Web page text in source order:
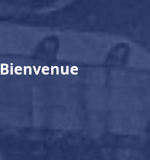
Bienvenue à
La